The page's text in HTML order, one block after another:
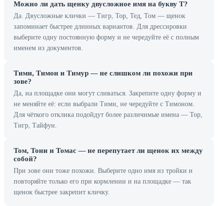
Можно ли дать щенку двусложное имя на букву Т?
Да. Двусложные клички — Тигр, Тор, Тед, Том — щенок
запоминает быстрее длинных вариантов. Для дрессировки
выберите одну постоянную форму и не чередуйте её с полным
именем из документов.
Тими, Тимон и Тимур — не слишком ли похожи при
зове?
Да, на площадке они могут сливаться. Закрепите одну форму и
не меняйте её: если выбрали Тими, не чередуйте с Тимоном.
Для чёткого отклика подойдут более различимые имена — Тор,
Тигр, Тайфун.
Том, Тони и Томас — не перепутает ли щенок их между
собой?
При зове они тоже похожи. Выберите одно имя из тройки и
повторяйте только его при кормлении и на площадке — так
щенок быстрее закрепит кличку.